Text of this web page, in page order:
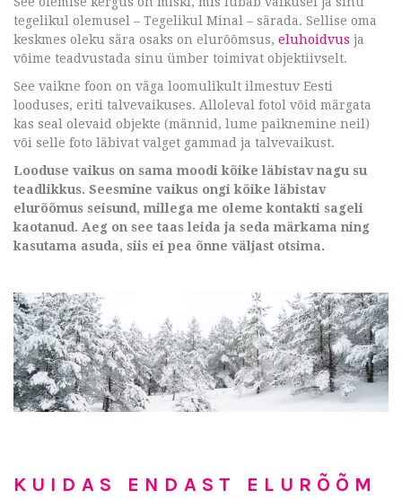
tegelikul olemusel – Tegelikul Minal – särada. Sellise oma
keskmes oleku sära osaks on elurõõmsus, eluhoidvus ja
võime teadvustada sinu ümber toimivat objektiivselt.
See vaikne foon on väga loomulikult ilmestuv Eesti
looduses, eriti talvevaikuses. Alloleval fotol võid märgata
kas seal olevaid objekte (männid, lume paiknemine neil)
või selle foto läbivat valget gammad ja talvevaikust.
Looduse vaikus on sama moodi kõike läbistav nagu su
teadlikkus. Seesmine vaikus ongi kõike läbistav
elurõõmus seisund, millega me oleme kontakti sageli
kaotanud. Aeg on see taas leida ja seda märkama ning
kasutama asuda, siis ei pea õnne väljast otsima.
KUIDAS ENDAST ELURÕÕM